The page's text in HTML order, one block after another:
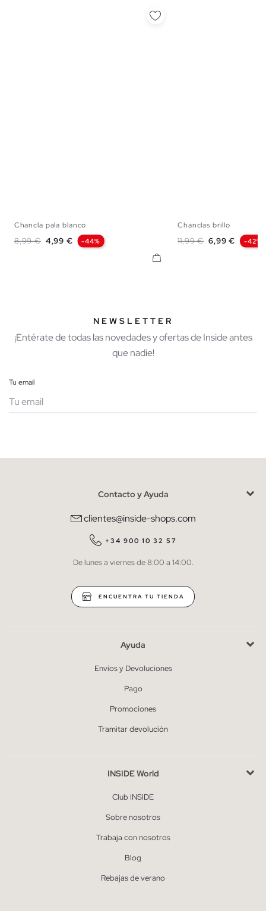
Chancla pala blanco
Precio base
8,99 € Precio
4,99 € -44%
Chanclas brillo
Precio base
11,99 € Precio
6,99 € -42%
NEWSLETTER
¡Entérate de todas las novedades y ofertas de Inside antes
que nadie!
Tu email
He leído y entiendo lapolítica de privacidad
QUIERO SUSCRIBIRME
* Puedes cancelar la suscripción en cualquier momento.
Contacto y Ayuda
clientes@inside-shops.com
+34 900 10 32 57
De lunes a viernes de 8:00 a 14:00.
ENCUENTRA TU TIENDA
Ayuda
Envíos y Devoluciones
Pago
Promociones
Tramitar devolución
INSIDE World
Club INSIDE
Sobre nosotros
Trabaja con nosotros
Blog
Rebajas de verano